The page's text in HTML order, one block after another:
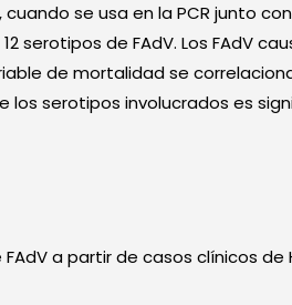
se usa en la PCR junto
serotipos de FAdV. Los FAdV
de mortalidad se
serotipos involucrados es
a partir de casos clínicos